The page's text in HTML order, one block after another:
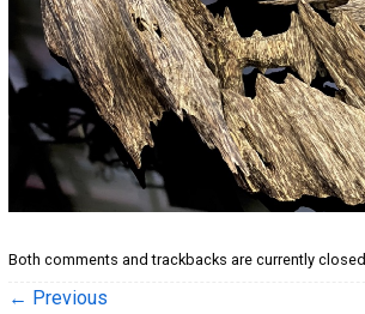
Both comments and trackbacks are currently closed.
← Previous